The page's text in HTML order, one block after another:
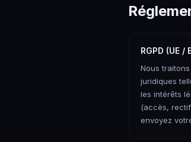
RGPD (UE /
Nous
juridiques
les intérêts
(accès,
envoyez